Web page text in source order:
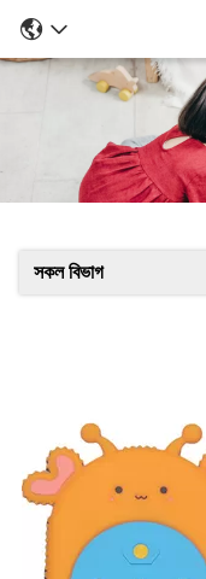
সকল বিভাগ